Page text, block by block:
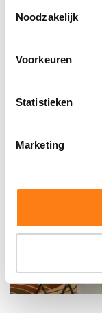
t
Noodzakelijk
Voorkeuren
Statistieken
Marketing